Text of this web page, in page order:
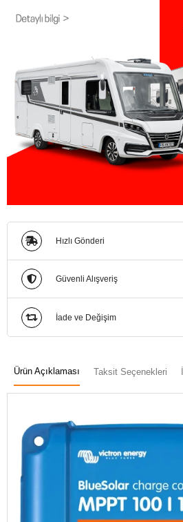
Hızlı Gönderi
Güvenli Alışveriş
İade ve Değişim
Ürün Açıklaması Taksit Seçenekleri